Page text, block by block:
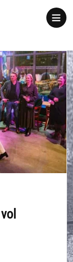
Show
notice